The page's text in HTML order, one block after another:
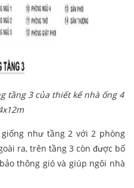
tầng 3 của thiết kế nhà ống 4
như tầng 2 với 2 phòng
ra, trên tầng 3 còn được bố
thông gió và giúp ngôi nhà